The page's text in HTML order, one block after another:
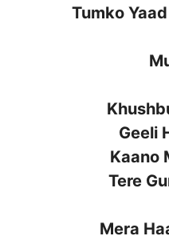
Tumko
Geeli
Kaano
Tere
Mera